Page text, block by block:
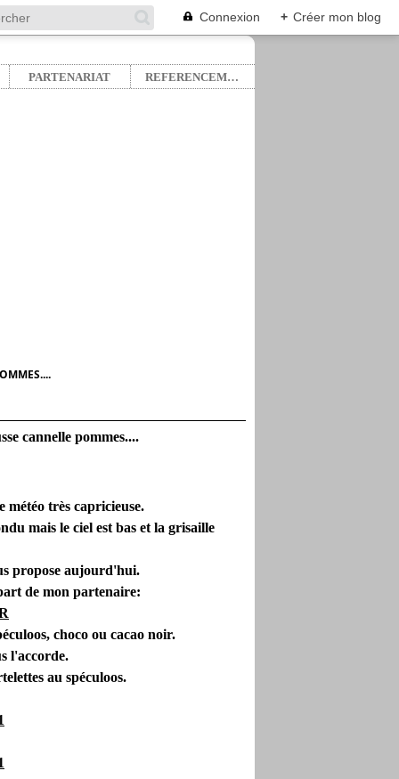
Connexion + Créer mon blog
PARTENARIAT REFERENCEMENT
cannelle pommes....
météo très capricieuse.
mais le ciel est bas et la grisaille
propose aujourd'hui.
de mon partenaire:
choco ou cacao noir.
l'accorde.
au spéculoos.